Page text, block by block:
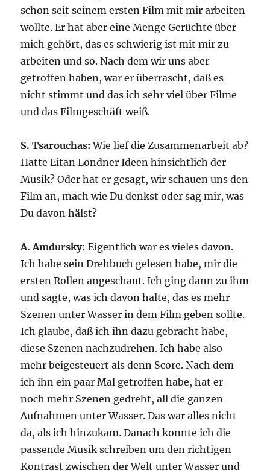
schon seit seinem ersten Film mit mir arbeiten
wollte. Er hat aber eine Menge Gerüchte über
mich gehört, das es schwierig ist mit mir zu
arbeiten und so. Nach dem wir uns aber
getroffen haben, war er überrascht, daß es
nicht stimmt und das ich sehr viel über Filme
und das Filmgeschäft weiß.
S. Tsarouchas: Wie lief die Zusammenarbeit ab?
Hatte Eitan Londner Ideen hinsichtlich der
Musik? Oder hat er gesagt, wir schauen uns den
Film an, mach wie Du denkst oder sag mir, was
Du davon hälst?
A. Amdursky: Eigentlich war es vieles davon.
Ich habe sein Drehbuch gelesen habe, mir die
ersten Rollen angeschaut. Ich ging dann zu ihm
und sagte, was ich davon halte, das es mehr
Szenen unter Wasser in dem Film geben sollte.
Ich glaube, daß ich ihn dazu gebracht habe,
diese Szenen nachzudrehen. Ich habe also
mehr beigesteuert als denn Score. Nach dem
ich ihn ein paar Mal getroffen habe, hat er
noch mehr Szenen gedreht, all die ganzen
Aufnahmen unter Wasser. Das war alles nicht
da, als ich hinzukam. Danach konnte ich die
passende Musik schreiben um den richtigen
Kontrast zwischen der Welt unter Wasser und